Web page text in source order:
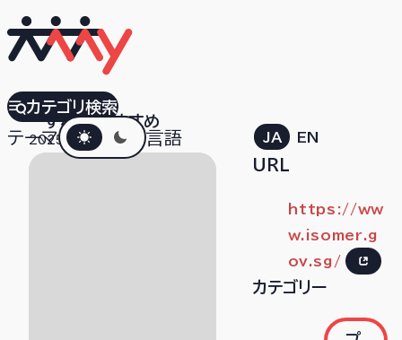
すべておすすめ
テーマダークモード言語 JA EN
カテゴリ検索
Isomer
2025.11.06
URL
https://ww
w.isomer.g
ov.sg/
カテゴリー